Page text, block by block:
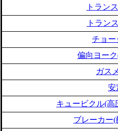
トラン
トラン
チョー
偏向ヨー
ガス
安
キュービクル(高
ブレーカー